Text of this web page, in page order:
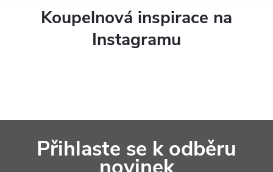
Koupelnová inspirace na
Instagramu
Přihlaste se k odběru